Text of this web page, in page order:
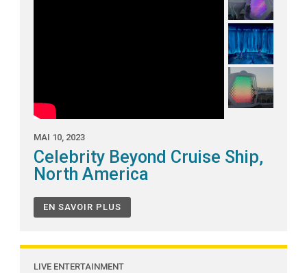
MAI 10, 2023
Celebrity Beyond Cruise Ship,
North America
EN SAVOIR PLUS
LIVE ENTERTAINMENT